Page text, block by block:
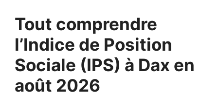
Tout comprendre
l’Indice de Position
Sociale (IPS) à Dax en
août 2026